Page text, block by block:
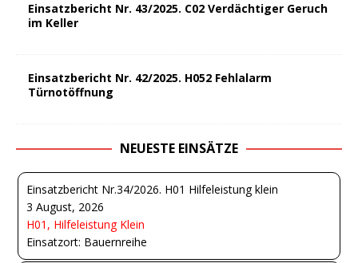
Einsatzbericht Nr. 43/2025. C02 Verdächtiger Geruch
im Keller
Einsatzbericht Nr. 42/2025. H052 Fehlalarm
Türnotöffnung
NEUESTE EINSÄTZE
Einsatzbericht Nr.34/2026. H01 Hilfeleistung klein
3 August, 2026
H01, Hilfeleistung Klein
Einsatzort: Bauernreihe